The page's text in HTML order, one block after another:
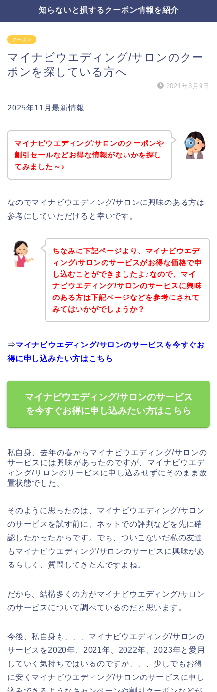
知らないと損するクーポン情報を紹介
クーポン
マイナビウエディング/サロンのクー
ポンを探している方へ
2021年3月9日
2025年11月最新情報
マイナビウエディング/サロンのクーポンや
割引セールなどお得な情報がないかを探し
てみました～♪
なのでマイナビウエディング/サロンに興味のある方は
参考にしていただけると幸いです。
ちなみに下記ページより、マイナビウエデ
ィング/サロンのサービスがお得な価格で申
し込むことができましたよ♪なので、マイ
ナビウエディング/サロンのサービスに興味
のある方は下記ページなどを参考にされて
みてはいかがでしょうか？
⇒マイナビウエディング/サロンのサービスを今すぐお
得に申し込みたい方はこちら
マイナビウエディング/サロンのサービス
を今すぐお得に申し込みたい方はこちら
私自身、去年の春からマイナビウエディング/サロンの
サービスには興味があったのですが、マイナビウエデ
ィング/サロンのサービスに申し込みせずにそのまま放
置状態でした。
そのように思ったのは、マイナビウエディング/サロン
のサービスを試す前に、ネットでの評判などを先に確
認したかったからです。でも、ついこないだ私の友達
もマイナビウエディング/サロンのサービスに興味があ
るらしく、質問してきたんですよね。
だから、結構多くの方がマイナビウエディング/サロン
のサービスについて調べているのだと思います。
今後、私自身も、、、マイナビウエディング/サロンの
サービスを2020年、2021年、2022年、2023年と愛用
していく気持ちではいるのですが、、、少しでもお得
に安くマイナビウエディング/サロンのサービスに申し